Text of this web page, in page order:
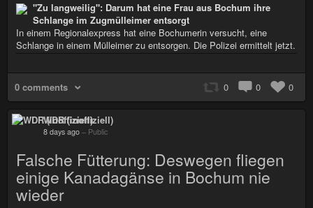
"Zu langweilig": Darum hat eine Frau aus Bochum ihre
Schlange im Zugmülleimer entsorgt
In einem Regionalexpress hat eine Bochumerin versucht, eine
Schlange in einem Mülleimer zu entsorgen. Die Polizei ermittelt jetzt.
0 comments 0 0 0
WDR (inoffiziell)
8 days ago – Public
Falsche Fütterung: Deswegen fliegen
einige Kanadagänse in Bochum nie
wieder